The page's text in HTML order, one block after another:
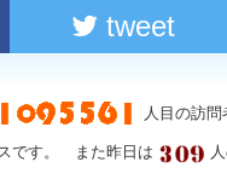
tweet
人目の訪
です。 また昨日は